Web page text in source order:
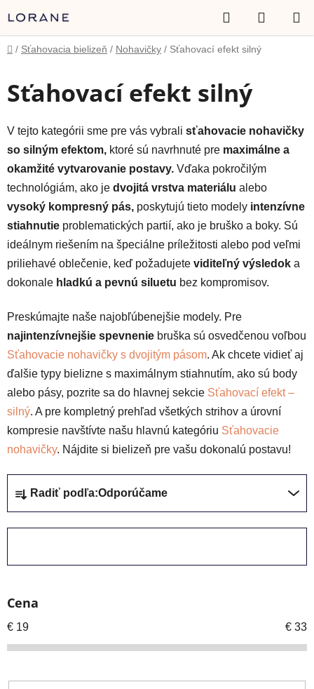
na
obsah
Hľadať
KOŠÍK
Domov
/ Sťahovacia bielizeň / Nohavičky / Sťahovací efekt silný
Sťahovací efekt silný
V tejto kategórii sme pre vás vybrali sťahovacie nohavičky
so silným efektom, ktoré sú navrhnuté pre maximálne a
okamžité vytvarovanie postavy. Vďaka pokročilým
technológiám, ako je dvojitá vrstva materiálu alebo
vysoký kompresný pás, poskytujú tieto modely intenzívne
stiahnutie problematických partií, ako je bruško a boky. Sú
ideálnym riešením na špeciálne príležitosti alebo pod veľmi
priliehavé oblečenie, keď požadujete viditeľný výsledok a
dokonale hladkú a pevnú siluetu bez kompromisov.
Preskúmajte naše najobľúbenejšie modely. Pre
najintenzívnejšie spevnenie bruška sú osvedčenou voľbou
Sťahovacie nohavičky s dvojitým pásom. Ak chcete vidieť aj
ďalšie typy bielizne s maximálnym stiahnutím, ako sú body
alebo pásy, pozrite sa do hlavnej sekcie Sťahovací efekt –
silný. A pre kompletný prehľad všetkých strihov a úrovní
kompresie navštívte našu hlavnú kategóriu Sťahovacie
nohavičky. Nájdite si bielizeň pre vašu dokonalú postavu!
R
a
d
p
r
o
u
Radiť podľa:Odporúčame
Cena
€ 19 € 33